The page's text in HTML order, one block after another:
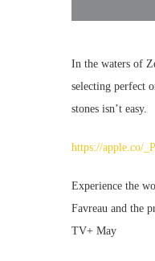
In the waters of
selecting perfect
stones isn’t easy.
https://apple.co/
Experience the
Favreau and the
TV+ May